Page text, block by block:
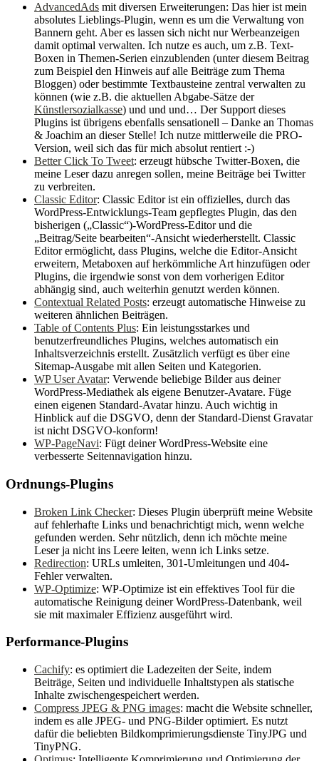
AdvancedAds mit diversen Erweiterungen: Das hier ist mein
absolutes Lieblings-Plugin, wenn es um die Verwaltung von
Bannern geht. Aber es lassen sich nicht nur Werbeanzeigen
damit optimal verwalten. Ich nutze es auch, um z.B. Text-
Boxen in Themen-Serien einzublenden (unter diesem Beitrag
zum Beispiel den Hinweis auf alle Beiträge zum Thema
Bloggen) oder bestimmte Textbausteine zentral verwalten zu
können (wie z.B. die aktuellen Abgabe-Sätze der
Künstlersozialkasse) und und und… Der Support dieses
Plugins ist übrigens ebenfalls sensationell – Danke an Thomas
& Joachim an dieser Stelle! Ich nutze mittlerweile die PRO-
Version, weil sich das für mich absolut rentiert :-)
Better Click To Tweet: erzeugt hübsche Twitter-Boxen, die
meine Leser dazu anregen sollen, meine Beiträge bei Twitter
zu verbreiten.
Classic Editor: Classic Editor ist ein offizielles, durch das
WordPress-Entwicklungs-Team gepflegtes Plugin, das den
bisherigen („Classic“)-WordPress-Editor und die
„Beitrag/Seite bearbeiten“-Ansicht wiederherstellt. Classic
Editor ermöglicht, dass Plugins, welche die Editor-Ansicht
erweitern, Metaboxen auf herkömmliche Art hinzufügen oder
Plugins, die irgendwie sonst von dem vorherigen Editor
abhängig sind, auch weiterhin genutzt werden können.
Contextual Related Posts: erzeugt automatische Hinweise zu
weiteren ähnlichen Beiträgen.
Table of Contents Plus: Ein leistungsstarkes und
benutzerfreundliches Plugins, welches automatisch ein
Inhaltsverzeichnis erstellt. Zusätzlich verfügt es über eine
Sitemap-Ausgabe mit allen Seiten und Kategorien.
WP User Avatar: Verwende beliebige Bilder aus deiner
WordPress-Mediathek als eigene Benutzer-Avatare. Füge
einen eigenen Standard-Avatar hinzu. Auch wichtig in
Hinblick auf die DSGVO, denn der Standard-Dienst Gravatar
ist nicht DSGVO-konform!
WP-PageNavi: Fügt deiner WordPress-Website eine
verbesserte Seitennavigation hinzu.
Ordnungs-Plugins
Broken Link Checker: Dieses Plugin überprüft meine Website
auf fehlerhafte Links und benachrichtigt mich, wenn welche
gefunden werden. Sehr nützlich, denn ich möchte meine
Leser ja nicht ins Leere leiten, wenn ich Links setze.
Redirection: URLs umleiten, 301-Umleitungen und 404-
Fehler verwalten.
WP-Optimize: WP-Optimize ist ein effektives Tool für die
automatische Reinigung deiner WordPress-Datenbank, weil
sie mit maximaler Effizienz ausgeführt wird.
Performance-Plugins
Cachify: es optimiert die Ladezeiten der Seite, indem
Beiträge, Seiten und individuelle Inhaltstypen als statische
Inhalte zwischengespeichert werden.
Compress JPEG & PNG images: macht die Website schneller,
indem es alle JPEG- und PNG-Bilder optimiert. Es nutzt
dafür die beliebten Bildkomprimierungsdienste TinyJPG und
TinyPNG.